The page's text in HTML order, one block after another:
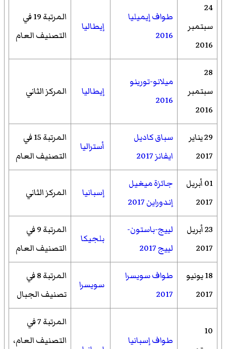
24
سبتمبر
2016
طواف إيميليا
2016
إيطاليا
المرتبة 19 في
التصنيف العام
28
سبتمبر
2016
ميلانو-تورينو
2016
إيطاليا المركز الثاني
29 يناير
2017
سباق كاديل
ايفانز 2017
أستراليا
المرتبة 15 في
التصنيف العام
01 أبريل
2017
جائزة ميغيل
إندوراين 2017
إسبانيا المركز الثاني
23 أبريل
2017
لييج-باستون-
لييج 2017
بلجيكا
المرتبة 9 في
التصنيف العام
18 يونيو
2017
طواف سويسرا
2017
سويسرا
المرتبة 8 في
تصنيف الجبال
10
طواف إسبانيا
المرتبة 7 في
التصنيف العام،